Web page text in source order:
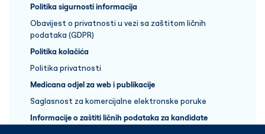
Politika sigurnosti informacija
Obavijest o privatnosti u vezi sa zaštitom ličnih
podataka (GDPR)
Politika kolačića
Politika privatnosti
Medicana odjel za web i publikacije
Saglasnost za komercijalne elektronske poruke
Informacije o zaštiti ličnih podataka za kandidate